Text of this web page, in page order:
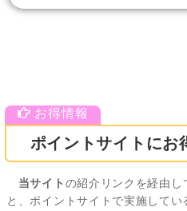
ポイントサイトにお
当サイト の紹介リンクを経由し
と、ポイントサイトで実施して